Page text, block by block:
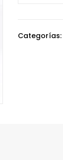
Categorías: